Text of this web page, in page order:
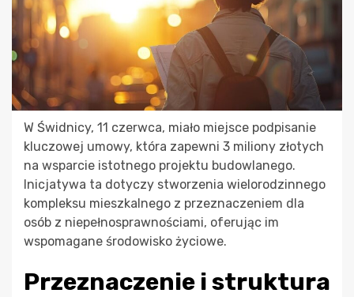
W Świdnicy, 11 czerwca, miało miejsce podpisanie
kluczowej umowy, która zapewni 3 miliony złotych
na wsparcie istotnego projektu budowlanego.
Inicjatywa ta dotyczy stworzenia wielorodzinnego
kompleksu mieszkalnego z przeznaczeniem dla
osób z niepełnosprawnościami, oferując im
wspomagane środowisko życiowe.
Przeznaczenie i struktura